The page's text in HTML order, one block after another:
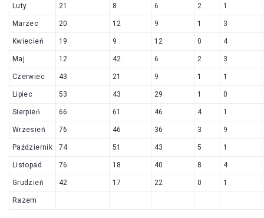
Luty 21 8 6 2 1
Marzec 20 12 9 1 3
Kwiecień 19 9 12 0 4
Maj 12 42 6 2 3
Czerwiec 43 21 9 1 1
Lipiec 53 43 29 1 0
Sierpień 66 61 46 4 1
Wrzesień 76 46 36 3 9
Październik 74 51 43 5 1
Listopad 76 18 40 8 4
Grudzień 42 17 22 0 1
Razem